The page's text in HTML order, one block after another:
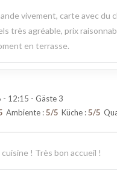
vivement, carte avec du
très agréable, prix
en terrasse.
- 12:15 - Gäste 3
Ambiente :5/5 Küche :5/5
! Très bon accueil !